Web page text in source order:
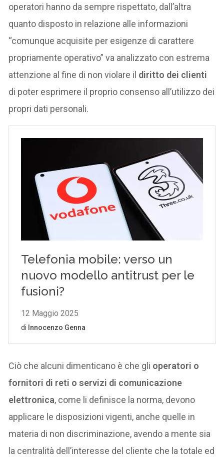
operatori hanno da sempre rispettato, dall’altra
quanto disposto in relazione alle informazioni
“comunque acquisite per esigenze di carattere
propriamente operativo” va analizzato con estrema
attenzione al fine di non violare il diritto dei clienti
di poter esprimere il proprio consenso all’utilizzo dei
propri dati personali.
Ciò che alcuni dimenticano è che gli operatori o
fornitori di reti o servizi di comunicazione
elettronica, come li definisce la norma, devono
applicare le disposizioni vigenti, anche quelle in
materia di non discriminazione, avendo a mente sia
la centralità dell’interesse del cliente che la totale ed